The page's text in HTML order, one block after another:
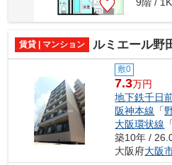
賃貸 | マンション ルミエール野
敷0
7.3万円
地下鉄千日
阪神本線 「
大阪環状線 「
築10年 /
大阪府大阪